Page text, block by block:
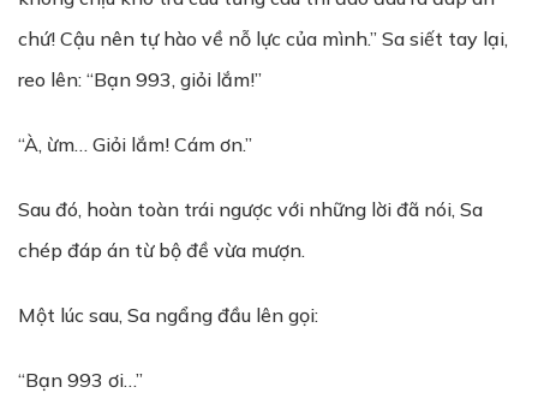
chứ! Cậu nên tự hào về nỗ lực của mình.” Sa siết tay lại,
reo lên: “Bạn 993, giỏi lắm!”
“À, ừm… Giỏi lắm! Cám ơn.”
Sau đó, hoàn toàn trái ngược với những lời đã nói, Sa
chép đáp án từ bộ đề vừa mượn.
Một lúc sau, Sa ngẩng đầu lên gọi:
“Bạn 993 ơi…”